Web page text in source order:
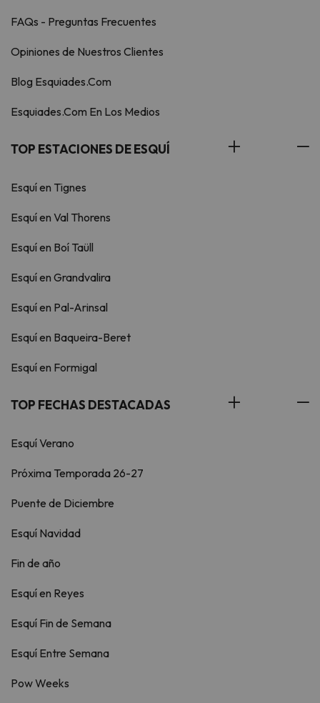
FAQs - Preguntas Frecuentes
Opiniones de Nuestros Clientes
Blog Esquiades.Com
Esquiades.Com En Los Medios
TOP ESTACIONES DE ESQUÍ
Esquí en Tignes
Esquí en Val Thorens
Esquí en Boí Taüll
Esquí en Grandvalira
Esquí en Pal-Arinsal
Esquí en Baqueira-Beret
Esquí en Formigal
TOP FECHAS DESTACADAS
Esquí Verano
Próxima Temporada 26-27
Puente de Diciembre
Esquí Navidad
Fin de año
Esquí en Reyes
Esquí Fin de Semana
Esquí Entre Semana
Pow Weeks